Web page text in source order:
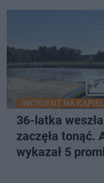
INCYDENT NA
36-latka
zaczęła tonąć.
wykazał 5